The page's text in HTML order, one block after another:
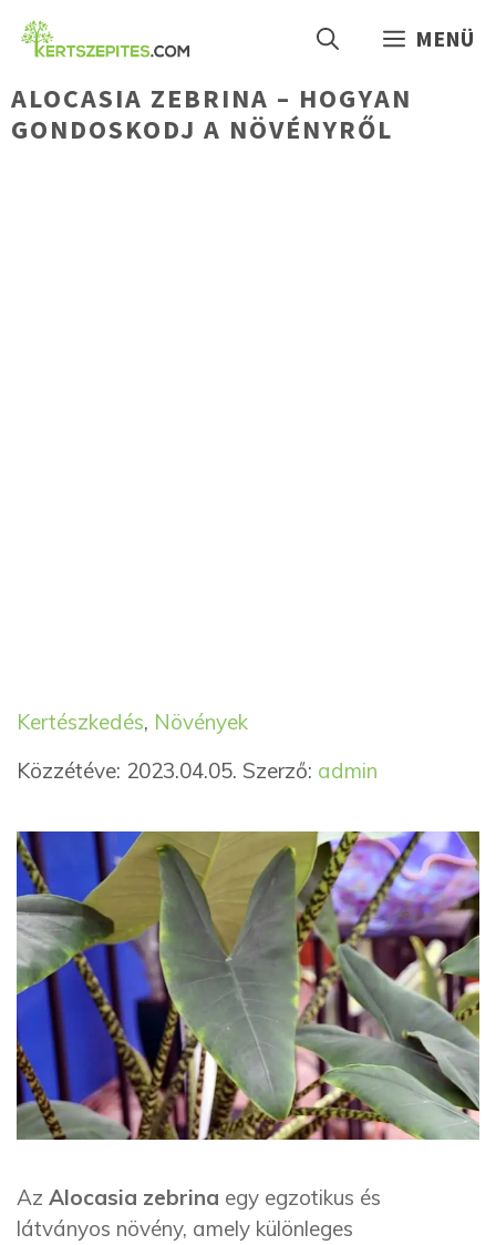
Kilépés
MENÜ
ALOCASIA ZEBRINA – HOGYAN
GONDOSKODJ A NÖVÉNYRŐL
Kategória
Kertészkedés, NövényekCímkék
Közzétéve: 2023.04.05. Szerző: admin
Az Alocasia zebrina egy egzotikus és
látványos növény, amely különleges